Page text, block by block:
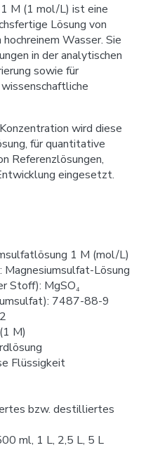
M (1 mol/L) ist eine
Lösung von
Wasser. Sie
in der analytischen
sowie für
wird diese
für quantitative
Referenzlösungen,
eingesetzt.
1 M (mol/L)
Magnesiumsulfat-Lösung
Stoff): MgSO₄
7487-88-9
M)
Flüssigkeit
bzw. destilliertes
ml, 1 L, 2,5 L, 5 L